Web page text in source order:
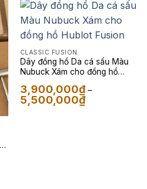
2,800,000₫
đến
3,900,000₫
CLASSIC FUSION
Dây đồng hồ Da cá sấu Màu
Nubuck Xám cho đồng hồ
3,900,000₫ –
5,500,000₫Khoảng
giá: